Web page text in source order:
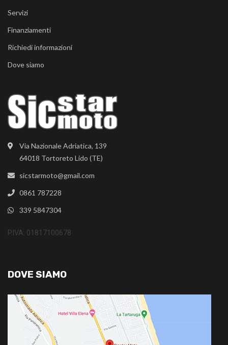
Via Nazionale Adriatica, 139
64018 Tortoreto Lido (TE)
sicstarmoto@gmail.com
0861 787228
339 5847304
P.IVA: 01817100678
Servizi
Finanziamenti
Richiedi informazioni
Dove siamo
DOVE SIAMO